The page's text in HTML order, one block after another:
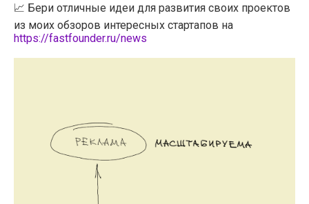
📈 Бери отличные идеи для развития своих проектов
из моих обзоров интересных стартапов на
https://fastfounder.ru/news